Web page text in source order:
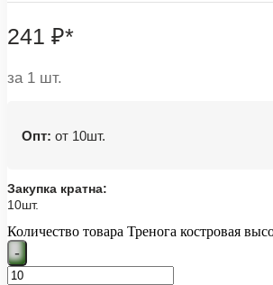
241 ₽*
за 1 шт.
Опт: от 10шт.
Закупка кратна:
10шт.
Количество товара Тренога костровая
-